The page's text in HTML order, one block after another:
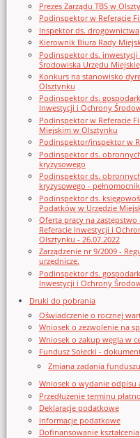
Prezes Zarządu TBS w
Podinspektor w Referacie
Inspektor ds. drogownictwa
Kierownik Biura Rady
Podinspektor ds.
Środowiska Urzędu
Konkurs na stanowisko
Olsztynku
Podinspektor ds.
Inwestycji i Ochrony
Podinspektor w Referacie
Miejskim w Olsztynku
Podinspektor/inspektor w
Podinspektor ds.
kryzysowego
Podinspektor ds.
kryzysowego -
Podinspektor ds.
Podatków w Urzędzie
Oferta pracy na
Referacie Inwestycji i
Olsztynku - 26.07.2022
Zarządzenie nr 9/2009 -
urzędnicze.
Podinspektor ds.
Inwestycji i Ochrony
Druki do pobrania
Oświadczenie o rocznej
Wniosek o zezwolenie na
Wniosek o zakup węgla w
Fundusz Sołecki -
Zmiana zadania
Wniosek o wydanie odpisu
Przedłużenie terminu
Deklaracje podatkowe
Informacje podatkowe
Dofinansowanie